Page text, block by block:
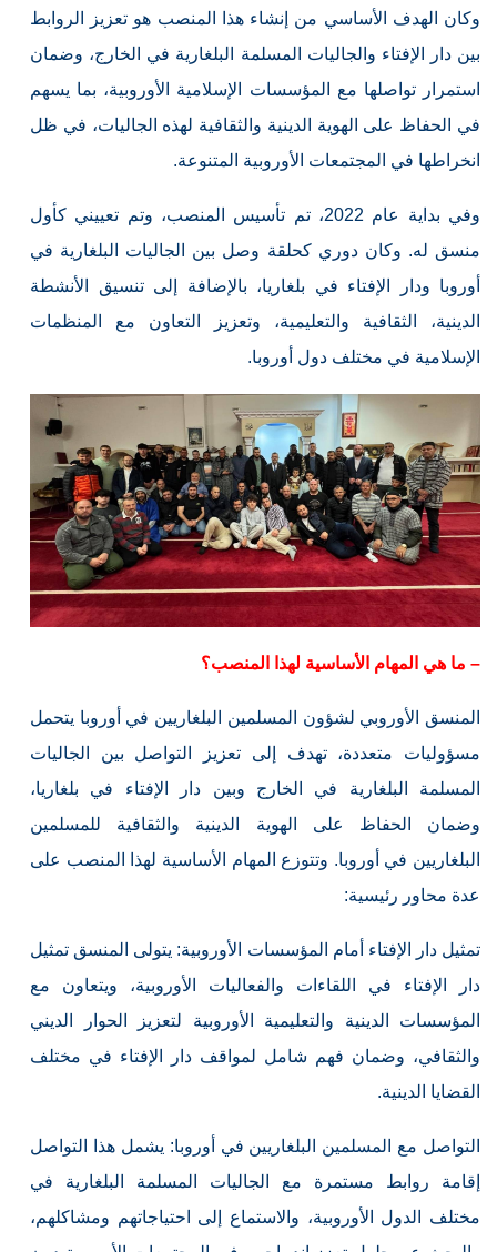
وكان الهدف الأساسي من إنشاء هذا المنصب هو تعزيز الروابط
بين دار الإفتاء والجاليات المسلمة البلغارية في الخارج، وضمان
استمرار تواصلها مع المؤسسات الإسلامية الأوروبية، بما يسهم
في الحفاظ على الهوية الدينية والثقافية لهذه الجاليات، في ظل
انخراطها في المجتمعات الأوروبية المتنوعة.
وفي بداية عام 2022، تم تأسيس المنصب، وتم تعييني كأول
منسق له. وكان دوري كحلقة وصل بين الجاليات البلغارية في
أوروبا ودار الإفتاء في بلغاريا، بالإضافة إلى تنسيق الأنشطة
الدينية، الثقافية والتعليمية، وتعزيز التعاون مع المنظمات
الإسلامية في مختلف دول أوروبا.
– ما هي المهام الأساسية لهذا المنصب؟
المنسق الأوروبي لشؤون المسلمين البلغاريين في أوروبا يتحمل
مسؤوليات متعددة، تهدف إلى تعزيز التواصل بين الجاليات
المسلمة البلغارية في الخارج وبين دار الإفتاء في بلغاريا،
وضمان الحفاظ على الهوية الدينية والثقافية للمسلمين
البلغاريين في أوروبا. وتتوزع المهام الأساسية لهذا المنصب على
عدة محاور رئيسية:
تمثيل دار الإفتاء أمام المؤسسات الأوروبية: يتولى المنسق تمثيل
دار الإفتاء في اللقاءات والفعاليات الأوروبية، ويتعاون مع
المؤسسات الدينية والتعليمية الأوروبية لتعزيز الحوار الديني
والثقافي، وضمان فهم شامل لمواقف دار الإفتاء في مختلف
القضايا الدينية.
التواصل مع المسلمين البلغاريين في أوروبا: يشمل هذا التواصل
إقامة روابط مستمرة مع الجاليات المسلمة البلغارية في
مختلف الدول الأوروبية، والاستماع إلى احتياجاتهم ومشاكلهم،